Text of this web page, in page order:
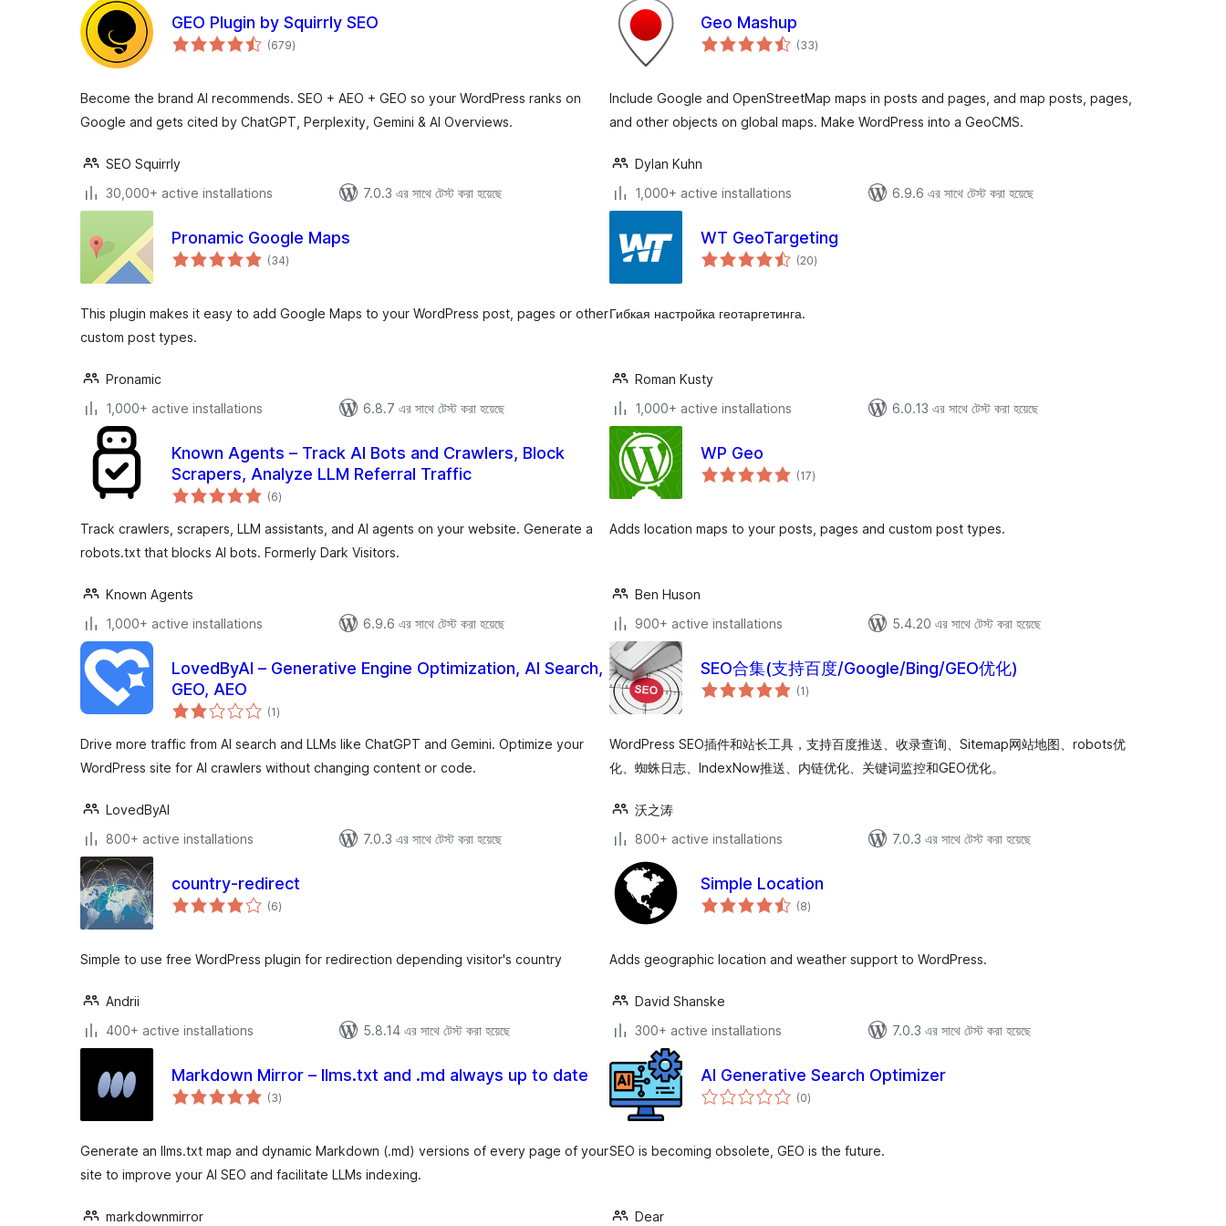
GEO Plugin by Squirrly SEO
(679total
ratings
)
Become the brand AI recommends. SEO + AEO + GEO so your WordPress ranks on
Google and gets cited by ChatGPT, Perplexity, Gemini & AI Overviews.
SEO Squirrly
30,000+ active installations
7.0.3 এর সাথে টেস্ট করা হয়েছে
Geo Mashup
(33total
ratings
)
Include Google and OpenStreetMap maps in posts and pages, and map posts, pages,
and other objects on global maps. Make WordPress into a GeoCMS.
Dylan Kuhn
1,000+ active installations
6.9.6 এর সাথে টেস্ট করা হয়েছে
Pronamic Google Maps
(34total
ratings
)
This plugin makes it easy to add Google Maps to your WordPress post, pages or other
custom post types.
Pronamic
1,000+ active installations
6.8.7 এর সাথে টেস্ট করা হয়েছে
WT GeoTargeting
(20total
ratings
)
Гибкая настройка геотаргетинга.
Roman Kusty
1,000+ active installations
6.0.13 এর সাথে টেস্ট করা হয়েছে
Known Agents – Track AI Bots and Crawlers, Block
Scrapers, Analyze LLM Referral Traffic
(6total
ratings
)
Track crawlers, scrapers, LLM assistants, and AI agents on your website. Generate a
robots.txt that blocks AI bots. Formerly Dark Visitors.
Known Agents
1,000+ active installations
6.9.6 এর সাথে টেস্ট করা হয়েছে
WP Geo
(17total
ratings
)
Adds location maps to your posts, pages and custom post types.
Ben Huson
900+ active installations
5.4.20 এর সাথে টেস্ট করা হয়েছে
LovedByAI – Generative Engine Optimization, AI Search,
GEO, AEO
(1total
ratings
)
Drive more traffic from AI search and LLMs like ChatGPT and Gemini. Optimize your
WordPress site for AI crawlers without changing content or code.
LovedByAI
800+ active installations
7.0.3 এর সাথে টেস্ট করা হয়েছে
SEO合集(支持百度/Google/Bing/GEO优化)
(1total
ratings
)
WordPress SEO插件和站长工具，支持百度推送、收录查询、Sitemap网站地图、robots优
化、蜘蛛日志、IndexNow推送、内链优化、关键词监控和GEO优化。
沃之涛
800+ active installations
7.0.3 এর সাথে টেস্ট করা হয়েছে
country-redirect
(6total
ratings
)
Simple to use free WordPress plugin for redirection depending visitor's country
Andrii
400+ active installations
5.8.14 এর সাথে টেস্ট করা হয়েছে
Simple Location
(8total
ratings
)
Adds geographic location and weather support to WordPress.
David Shanske
300+ active installations
7.0.3 এর সাথে টেস্ট করা হয়েছে
Markdown Mirror – llms.txt and .md always up to date
(3total
ratings
)
Generate an llms.txt map and dynamic Markdown (.md) versions of every page of your
site to improve your AI SEO and facilitate LLMs indexing.
markdownmirror
AI Generative Search Optimizer
(0total
ratings
)
SEO is becoming obsolete, GEO is the future.
Dear